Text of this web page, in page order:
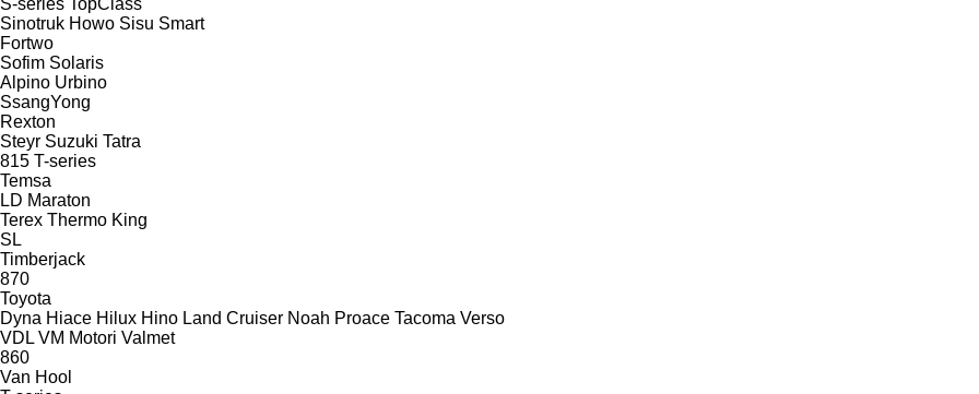
Sinotruk Howo Sisu Smart
Fortwo
Sofim Solaris
Alpino Urbino
SsangYong
Rexton
Steyr Suzuki Tatra
815 T-series
Temsa
LD Maraton
Terex Thermo King
SL
Timberjack
870
Toyota
Dyna Hiace Hilux Hino Land Cruiser Noah Proace Tacoma Verso
VDL VM Motori Valmet
860
Van Hool